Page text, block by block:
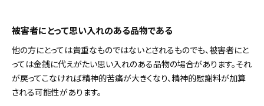
被害者にとって思い入れのある品物である
他の方にとっては貴重なものではないとされるものでも、被害者にと
っては金銭に代えがたい思い入れのある品物の場合があります。それ
が戻ってこなければ精神的苦痛が大きくなり、精神的慰謝料が加算
される可能性があります。